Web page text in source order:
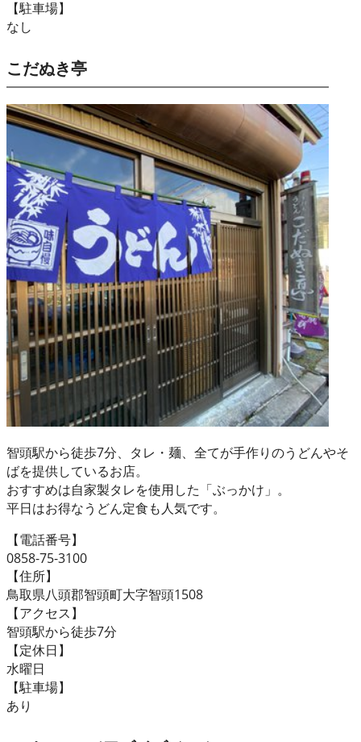
【駐車場】
なし
こだぬき亭
智頭駅から徒歩7分、タレ・麺、全てが手作りのうどんやそ
ばを提供しているお店。
おすすめは自家製タレを使用した「ぶっかけ」。
平日はお得なうどん定食も人気です。
【電話番号】
0858-75-3100
【住所】
鳥取県八頭郡智頭町大字智頭1508
【アクセス】
智頭駅から徒歩7分
【定休日】
水曜日
【駐車場】
あり